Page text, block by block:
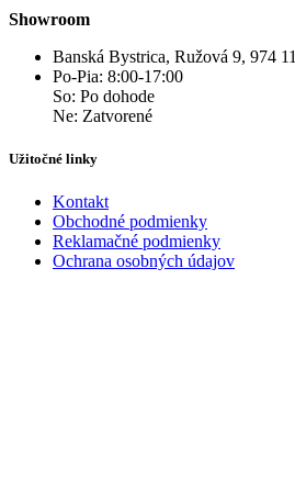
Showroom
Banská Bystrica, Ružová 9, 974 11
Po-Pia: 8:00-17:00
So: Po dohode
Ne: Zatvorené
Užitočné linky
Kontakt
Obchodné podmienky
Reklamačné podmienky
Ochrana osobných údajov